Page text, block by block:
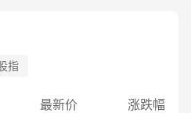
指
最新价 涨跌幅